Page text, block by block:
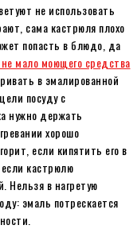
не использовать
сама кастрюля плохо
попасть в блюдо, да
мало моющего средства
в эмалированной
посуду с
нужно держать
хорошо
если кипятить его в
кастрюлю
Нельзя в нагретую
эмаль потрескается